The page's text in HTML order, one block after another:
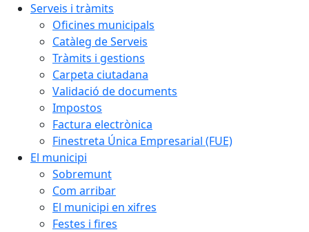
Serveis i tràmits
Oficines municipals
Catàleg de Serveis
Tràmits i gestions
Carpeta ciutadana
Validació de documents
Impostos
Factura electrònica
Finestreta Única Empresarial (FUE)
El municipi
Sobremunt
Com arribar
El municipi en xifres
Festes i fires